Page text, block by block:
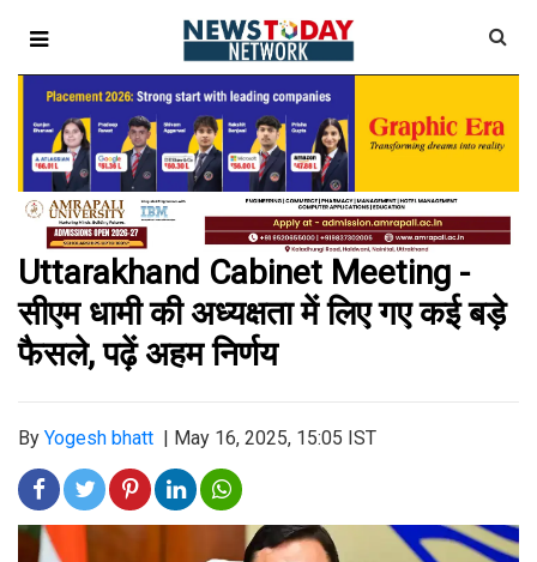
Uttarakhand Cabinet Meeting -
सीएम धामी की अध्यक्षता में लिए गए कई बड़े
फैसले, पढ़ें अहम निर्णय
By Yogesh bhatt May 16, 2025, 15:05 IST